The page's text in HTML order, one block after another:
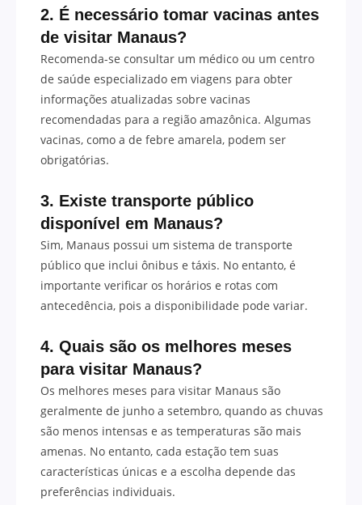
2. É necessário tomar vacinas antes
de visitar Manaus?
Recomenda-se consultar um médico ou um centro
de saúde especializado em viagens para obter
informações atualizadas sobre vacinas
recomendadas para a região amazônica. Algumas
vacinas, como a de febre amarela, podem ser
obrigatórias.
3. Existe transporte público
disponível em Manaus?
Sim, Manaus possui um sistema de transporte
público que inclui ônibus e táxis. No entanto, é
importante verificar os horários e rotas com
antecedência, pois a disponibilidade pode variar.
4. Quais são os melhores meses
para visitar Manaus?
Os melhores meses para visitar Manaus são
geralmente de junho a setembro, quando as chuvas
são menos intensas e as temperaturas são mais
amenas. No entanto, cada estação tem suas
características únicas e a escolha depende das
preferências individuais.